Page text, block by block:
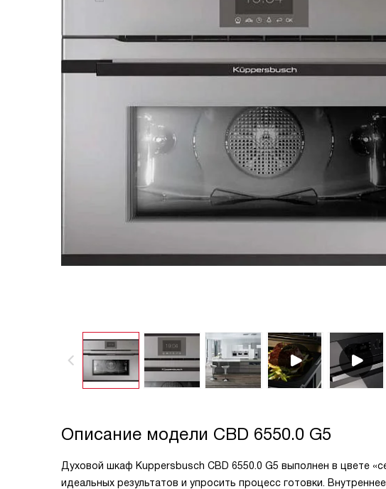
Описание модели CBD 6550.0 G5
Духовой шкаф Kuppersbusch CBD 6550.0 G5 выполнен в цвете
идеальных результатов и упросить процесс готовки.